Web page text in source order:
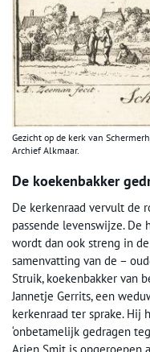
Gezicht op de kerk van
Archief Alkmaar.
De koekenbakker
De kerkenraad vervult de
passende levenswijze. De
wordt dan ook streng in
samenvatting van de –
Struik, koekenbakker van
Jannetje Gerrits, een
kerkenraad ter sprake. Hij
‘onbetamelijk gedragen